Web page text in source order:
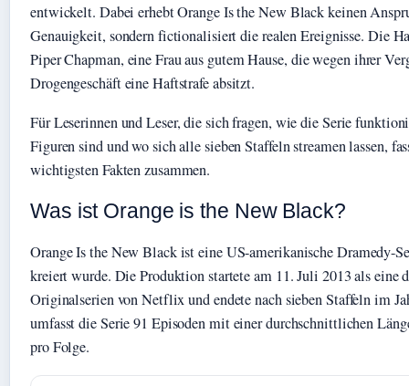
entwickelt. Dabei erhebt Orange Is the New Black keinen
Genauigkeit, sondern fictionalisiert die realen Ereignisse. Die
Piper Chapman, eine Frau aus gutem Hause, die wegen ihrer
Drogengeschäft eine Haftstrafe absitzt.
Für Leserinnen und Leser, die sich fragen, wie die Serie
Figuren sind und wo sich alle sieben Staffeln streamen lassen,
wichtigsten Fakten zusammen.
Was ist Orange is the New Black?
Orange Is the New Black ist eine US-amerikanische Dramedy-
kreiert wurde. Die Produktion startete am 11. Juli 2013 als eine
Originalserien von Netflix und endete nach sieben Staffeln im
umfasst die Serie 91 Episoden mit einer durchschnittlichen
pro Folge.